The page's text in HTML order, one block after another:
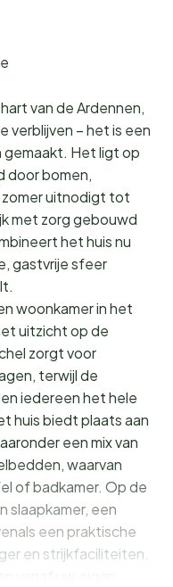
van de Ardennen,
verblijven – het is een
gemaakt. Het ligt op
door bomen,
zomer uitnodigt tot
met zorg gebouwd
het huis nu
gastvrije sfeer
woonkamer in het
uitzicht op de
zorgt voor
terwijl de
iedereen het hele
huis biedt plaats aan
een mix van
waarvan
of badkamer. Op de
slaapkamer, een
een praktische
en strijkfaciliteiten.